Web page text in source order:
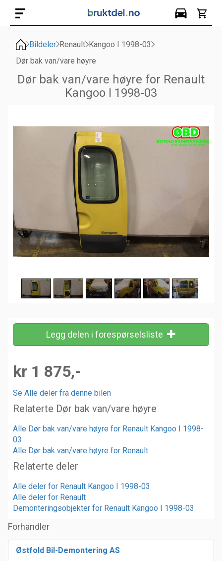
Bildeler Renault Kangoo I 1998-03
Dør bak van/vare høyre
Dør bak van/vare høyre for Renault
Kangoo I 1998-03
Legg delen i forespørselsliste
kr 1 875,-
Se Alle deler fra denne bilen
Relaterte Dør bak van/vare høyre
Alle Dør bak van/vare høyre for Renault Kangoo I 1998-
03
Alle Dør bak van/vare høyre for Renault
Relaterte deler
Alle deler for Renault Kangoo I 1998-03
Alle deler for Renault
Demonteringsobjekter for Renault Kangoo I 1998-03
Forhandler
Østfold Bil-Demontering AS